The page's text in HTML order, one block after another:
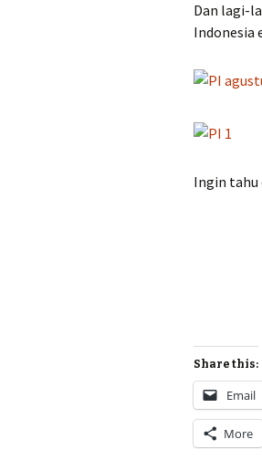
Dan lagi-
Indonesia
Ingin tahu
Share this:
Email
More